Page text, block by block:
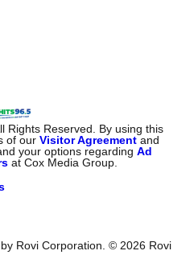
Rights Reserved. By using this
of ourVisitor Agreement and
your options regardingAd
at Cox Media Group.
Rovi Corporation. ©2026 Rovi